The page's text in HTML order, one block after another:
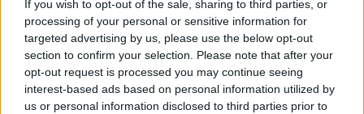
If you wish to opt-out of the sale, sharing to third parties, or
processing of your personal or sensitive information for
targeted advertising by us, please use the below opt-out
section to confirm your selection. Please note that after your
opt-out request is processed you may continue seeing
interest-based ads based on personal information utilized by
us or personal information disclosed to third parties prior to
θαρραλέα και πολύ αποφασισμένη γυναίκα.
Μάχεται με σθένος για πολλούς καλούς και
θετικούς σκοπούς και για αυτόν τον λόγο τη
θαυμάζω ακόμα περισσότερο σε σύγκριση με τον
σύζυγό της», δήλωσε στο Γαλλικό Πρακτορείο ο